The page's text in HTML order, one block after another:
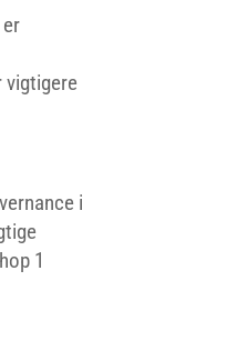
vigtigere
i
1